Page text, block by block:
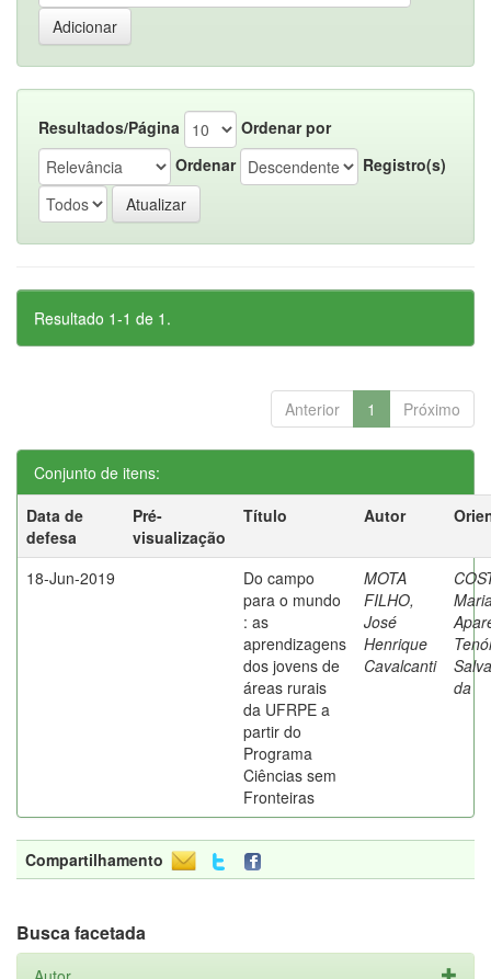
Resultados/Página
Ordenar por
Ordenar
Registro(s)
Resultado 1-1 de 1.
Anterior 1 Próximo
Conjunto de itens:
Data de
defesa
Pré-
visualização
Título Autor
18-Jun-2019
Do campo
para o mundo
: as
aprendizagens
dos jovens de
áreas rurais
da UFRPE a
partir do
Programa
Ciências sem
Fronteiras
MOTA
FILHO,
José
Henrique
Cavalcanti
da
Compartilhamento
Busca facetada